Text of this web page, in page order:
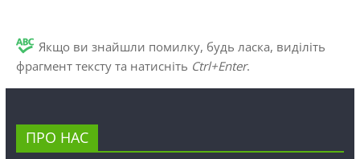
Якщо ви знайшли помилку, будь ласка, виділіть
фрагмент тексту та натисніть Ctrl+Enter.
ПРО НАС